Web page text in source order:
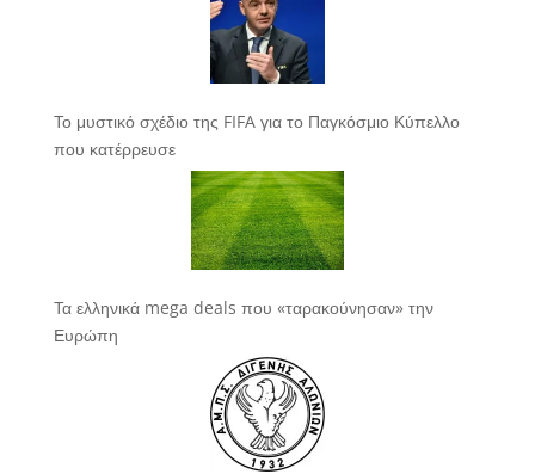
Το μυστικό σχέδιο της FIFA για το Παγκόσμιο Κύπελλο
που κατέρρευσε
Τα ελληνικά mega deals που «ταρακούνησαν» την
Ευρώπη